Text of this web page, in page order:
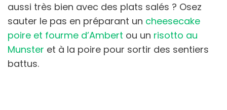
aussi très bien avec des plats salés ? Osez
sauter le pas en préparant un cheesecake
poire et fourme d’Ambert ou un risotto au
Munster et à la poire pour sortir des sentiers
battus.